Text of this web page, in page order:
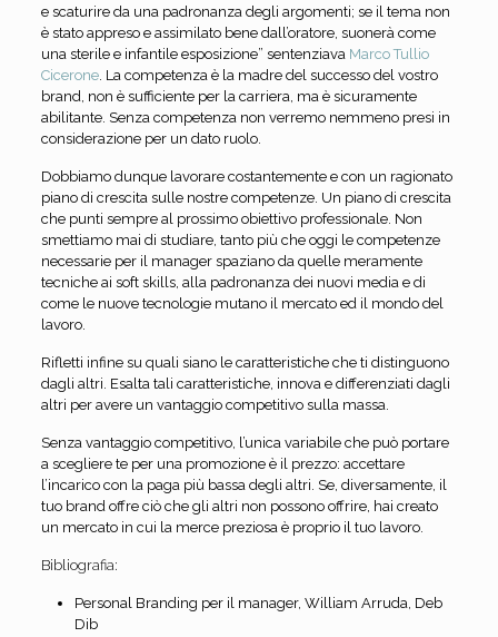
e scaturire da una padronanza degli argomenti; se il tema non
è stato appreso e assimilato bene dall’oratore, suonerà come
una sterile e infantile esposizione” sentenziava Marco Tullio
Cicerone. La competenza è la madre del successo del vostro
brand, non è sufficiente per la carriera, ma è sicuramente
abilitante. Senza competenza non verremo nemmeno presi in
considerazione per un dato ruolo.
Dobbiamo dunque lavorare costantemente e con un ragionato
piano di crescita sulle nostre competenze. Un piano di crescita
che punti sempre al prossimo obiettivo professionale. Non
smettiamo mai di studiare, tanto più che oggi le competenze
necessarie per il manager spaziano da quelle meramente
tecniche ai soft skills, alla padronanza dei nuovi media e di
come le nuove tecnologie mutano il mercato ed il mondo del
lavoro.
Rifletti infine su quali siano le caratteristiche che ti distinguono
dagli altri. Esalta tali caratteristiche, innova e differenziati dagli
altri per avere un vantaggio competitivo sulla massa.
Senza vantaggio competitivo, l’unica variabile che può portare
a scegliere te per una promozione è il prezzo: accettare
l’incarico con la paga più bassa degli altri. Se, diversamente, il
tuo brand offre ciò che gli altri non possono offrire, hai creato
un mercato in cui la merce preziosa è proprio il tuo lavoro.
Bibliografia:
Personal Branding per il manager, William Arruda, Deb
Dib